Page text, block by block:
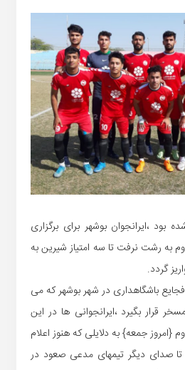
،ایرانجوان بوشهر برای برگزاری
به رشت نرفت تا سه امتیاز شیرین به
گردد.
باشگاهداری در شهر بوشهر که می
قرار بگیرد ،ایرانجوانی ها در این
{امروز جمعه} به دلایلی که هنوز اعلام
صدای دیگر تیمهای مدعی صعود در